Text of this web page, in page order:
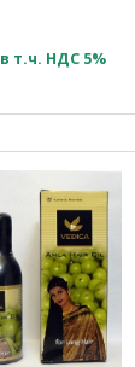
в т.ч. НДС 5%